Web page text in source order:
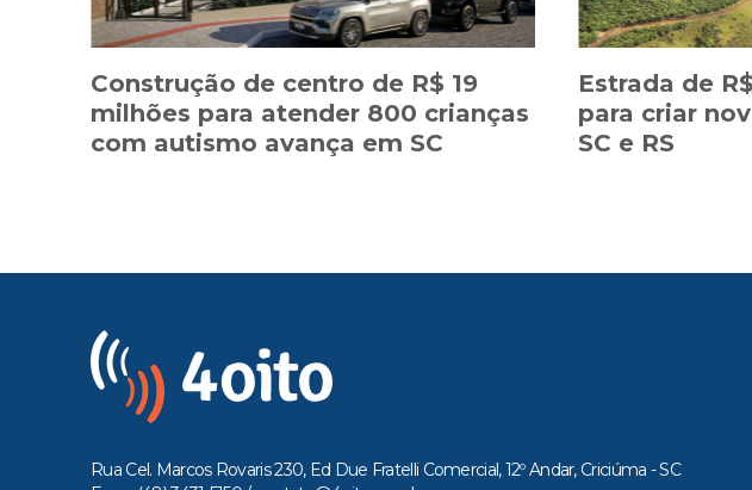
Construção de centro de R$ 19
milhões para atender 800 crianças
com autismo avança em SC
Estrada de
para criar
SC e RS
Rua Cel. Marcos Rovaris 230, Ed Due Fratelli Comercial, 12º Andar, Criciúma - SC